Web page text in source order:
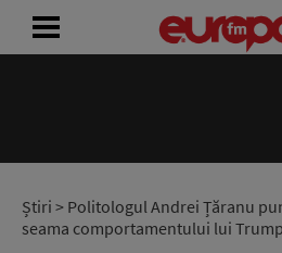
Știri > Politologul Andrei Țăranu
seama comportamentului lui Trump
RADIO